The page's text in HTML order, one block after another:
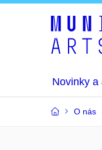
Novinky a
O nás